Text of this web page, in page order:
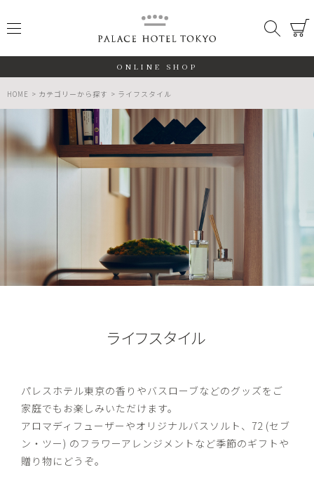
検索
ONLINE SHOP
HOME カテゴリーから探す ライフスタイル
ライフスタイル
パレスホテル東京の香りやバスローブなどのグッズをご
家庭でもお楽しみいただけます。
アロマディフューザーやオリジナルバスソルト、72 (セブ
ン・ツー) のフラワーアレンジメントなど季節のギフトや
贈り物にどうぞ。
期間限定
検索する